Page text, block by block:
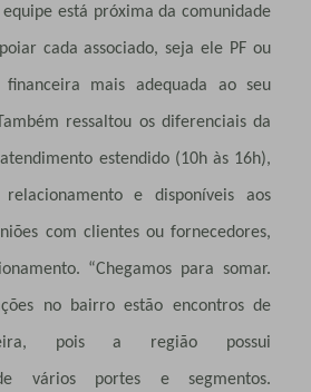
está próxima da comunidade
cada associado, seja ele PF ou
mais adequada ao seu
ressaltou os diferenciais da
estendido (10h às 16h),
e disponíveis aos
com clientes ou fornecedores,
“Chegamos para somar.
no bairro estão encontros de
pois a região possui
vários portes e segmentos.